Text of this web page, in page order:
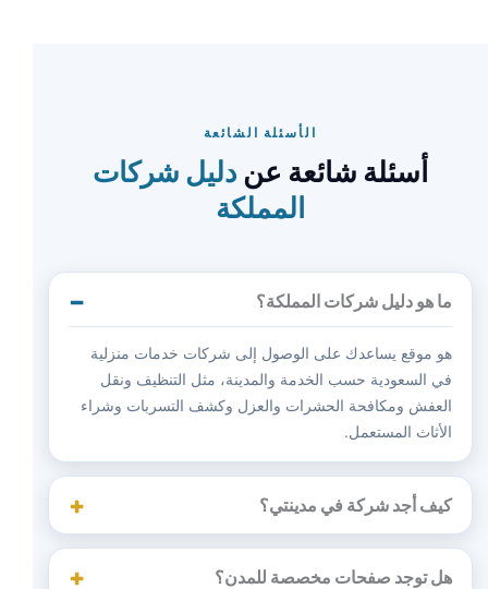
الأسئلة الشائعة
أسئلة شائعة عن دليل شركات
المملكة
ما هو دليل شركات المملكة؟
هو موقع يساعدك على الوصول إلى شركات خدمات منزلية
في السعودية حسب الخدمة والمدينة، مثل التنظيف ونقل
العفش ومكافحة الحشرات والعزل وكشف التسربات وشراء
الأثاث المستعمل.
كيف أجد شركة في مدينتي؟
هل توجد صفحات مخصصة للمدن؟